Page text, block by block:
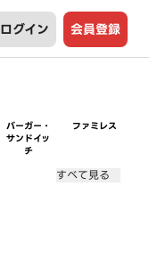
ログイン 会員登録
バーガー・
サンドイッ
チ
ファミレス
すべて見る